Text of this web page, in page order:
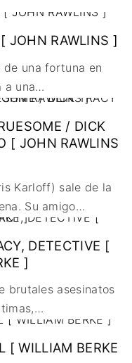
🇲🇽 MÉXICO
🇺🇾 URUGUAY
🇧🇪 BÉLGICA
🇫🇷 FRANCIA
🇮🇹 ITALIA
🇬🇧 REINO UNIDO
🇷🇸 SERBIA​
JOHN RAWLINS ]
una fortuna en
a una…
/ DICK
[ JOHN RAWLINS
Karloff) sale de la
Su amigo…
DETECTIVE [
]
brutales asesinatos
…
[ WILLIAM BERKE